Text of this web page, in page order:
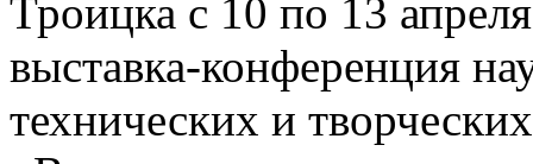
Троицка с 10 по 13
выставка-конференция
технических и